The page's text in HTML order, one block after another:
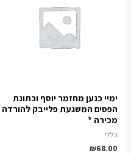
ימיי כנען מחזמר יוסף וכתונת
הפסים המשגעת פלייבק להורדה
מכירה *
כללי
₪68.00